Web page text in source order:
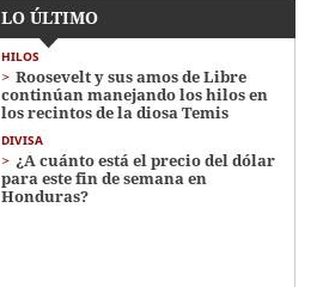
LO ÚLTIMO
HILOS
Roosevelt y sus amos de Libre
continúan manejando los hilos en
los recintos de la diosa Temis
DIVISA
¿A cuánto está el precio del dólar
para este fin de semana en
Honduras?